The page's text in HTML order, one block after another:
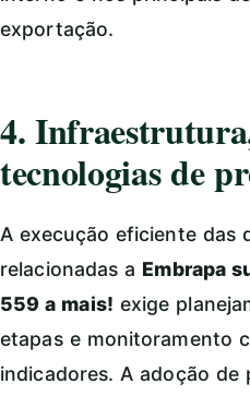
exportação.
4.
tecnologias de
A execução eficiente das
relacionadas a Embrapa
559 a mais! exige
etapas e monitoramento
indicadores. A adoção de